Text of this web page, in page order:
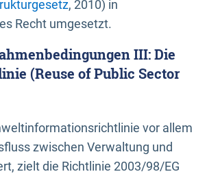
, 2010) in
Recht umgesetzt.
III: Die
(Reuse of Public Sector
vor allem
zwischen Verwaltung und
zielt die Richtlinie 2003/98/EG